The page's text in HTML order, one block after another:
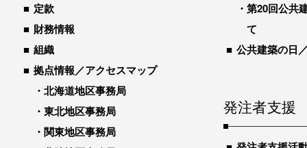
定款
財務情報
組織
拠点情報／アクセスマップ
北海道地区事務局
東北地区事務局
関東地区事務局
第20回公共
て
公共建築の日
発注者支援